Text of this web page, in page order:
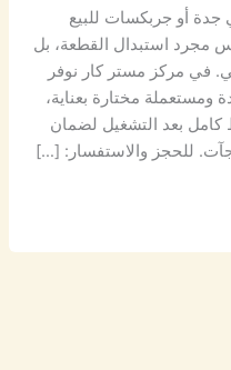
أو جربكسات للبيع
مجرد استبدال القطعة، بل
في مركز مستر كار نوفر
مختارة بعناية،
بعد التشغيل لضمان
للحجز والاستفسار: […]